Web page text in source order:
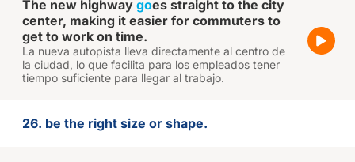
The new highway goes straight to the city
center, making it easier for commuters to
get to work on time.
La nueva autopista lleva directamente al centro de
la ciudad, lo que facilita para los empleados tener
tiempo suficiente para llegar al trabajo.
26. be the right size or shape.